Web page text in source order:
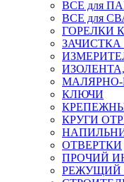
ВСЕ для
ВСЕ для
ГОРЕЛКИ
МАЛЯРНО-
КЛЮЧИ
КРУГИ
ОТВЕРТКИ
ПРОЧИЙ
РЕЖУЩИЙ